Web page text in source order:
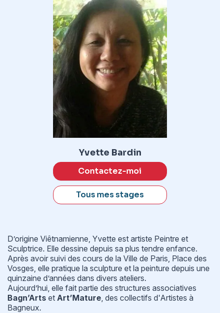
Yvette Bardin
Contactez-moi
Tous mes stages
D’origine Viêtnamienne, Yvette est artiste Peintre et
Sculptrice. Elle dessine depuis sa plus tendre enfance.
Après avoir suivi des cours de la Ville de Paris, Place des
Vosges, elle pratique la sculpture et la peinture depuis une
quinzaine d’années dans divers ateliers.
Aujourd’hui, elle fait partie des structures associatives
Bagn’Arts et Art’Mature , des collectifs d'Artistes à
Bagneux.